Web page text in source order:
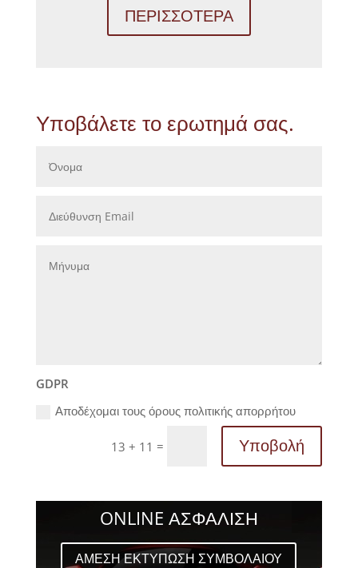
ΠΕΡΙΣΣΟΤΕΡΑ
Υποβάλετε το ερωτημά σας.
GDPR
Αποδέχομαι τους όρους πολιτικής απορρήτου
13 + 11 = Υποβολή
ONLINE ΑΣΦΑΛΙΣΗ
ΑΜΕΣΗ ΕΚΤΥΠΩΣΗ ΣΥΜΒΟΛΑΙΟΥ